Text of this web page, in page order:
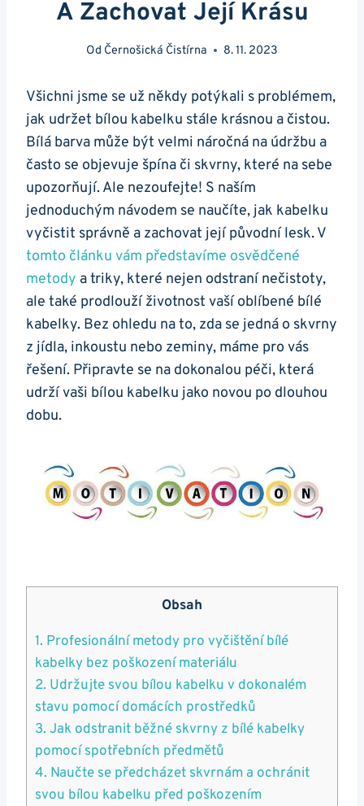
A Zachovat Její Krásu
Od Černošická Čistírna 8. 11. 2023
Všichni jsme se ‍už⁤ někdy potýkali ‍s problémem,
jak udržet bílou kabelku stále krásnou⁢ a čistou.
Bílá‌ barva ‍může být ⁣velmi‍ náročná na údržbu a
často se objevuje špína či skvrny, které ⁢na​ sebe
upozorňují. Ale nezoufejte! S naším
jednoduchým návodem se naučíte, ⁢jak kabelku
vyčistit⁣ správně a⁢ zachovat její původní lesk.‍ V
tomto článku vám představíme osvědčené
metody a ​triky, které nejen odstraní nečistoty,
ale také prodlouží​ životnost vaší‌ oblíbené bílé
kabelky. Bez ohledu na to,​ zda se jedná o skvrny
z ⁤jídla, inkoustu nebo zeminy, máme pro vás
řešení. Připravte se na dokonalou péči, která
udrží‌ vaši bílou ⁤kabelku jako novou⁣ po dlouhou
dobu.
Obsah
1. Profesionální metody pro vyčištění bílé
kabelky bez⁣ poškození materiálu
2. Udržujte svou bílou ⁢kabelku v dokonalém
⁢stavu pomocí domácích prostředků
3. Jak ⁢odstranit běžné skvrny z bílé‍ kabelky
pomocí spotřebních předmětů
4. Naučte se předcházet skvrnám a ochránit
svou⁢ bílou⁢ kabelku před poškozením